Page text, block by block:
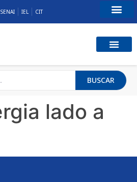
SENAI IEL CIT
BUSCAR
lado a